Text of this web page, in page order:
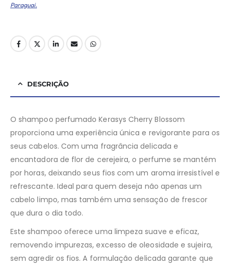
Paraguai.
DESCRIÇÃO
O shampoo perfumado Kerasys Cherry Blossom
proporciona uma experiência única e revigorante para os
seus cabelos. Com uma fragrância delicada e
encantadora de flor de cerejeira, o perfume se mantém
por horas, deixando seus fios com um aroma irresistível e
refrescante. Ideal para quem deseja não apenas um
cabelo limpo, mas também uma sensação de frescor
que dura o dia todo.
Este shampoo oferece uma limpeza suave e eficaz,
removendo impurezas, excesso de oleosidade e sujeira,
sem agredir os fios. A formulação delicada garante que